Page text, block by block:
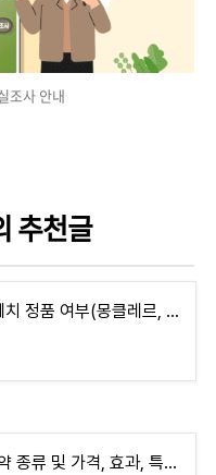
조사 안내
추천글
쿠팡 알럭스 및 파페치 정품 여부(몽클레르, 발렌시아가, 톰브라운, 오프화이트)
피나스테리드 탈모약 종류 및 가격, 효과, 특징, 부작용 안내